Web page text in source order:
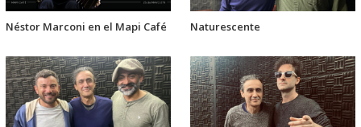
Néstor Marconi en el Mapi Café Naturescente